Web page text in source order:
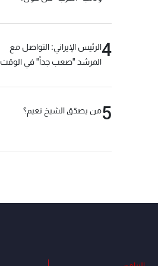
4الرئيس الإيراني: التواصل مع
المرشد "صعب جداً" في الوقت
5من يصدّق الشيخ نعيم؟